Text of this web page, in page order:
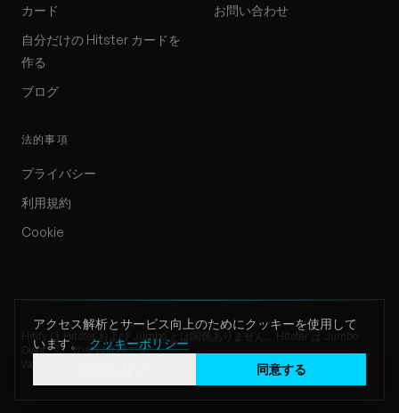
カード
自分だけの Hitster カードを
作る
ブログ
お問い合わせ
法的事項
プライバシー
利用規約
Cookie
Hitify は Hitster および Jumbo とは関係ありません。Hitster は Jumbo
Diset, S.L. の登録商標です。
Website by Klappe Development
アクセス解析とサービス向上のためにクッキーを使用して
います。
クッキーポリシー
同意する